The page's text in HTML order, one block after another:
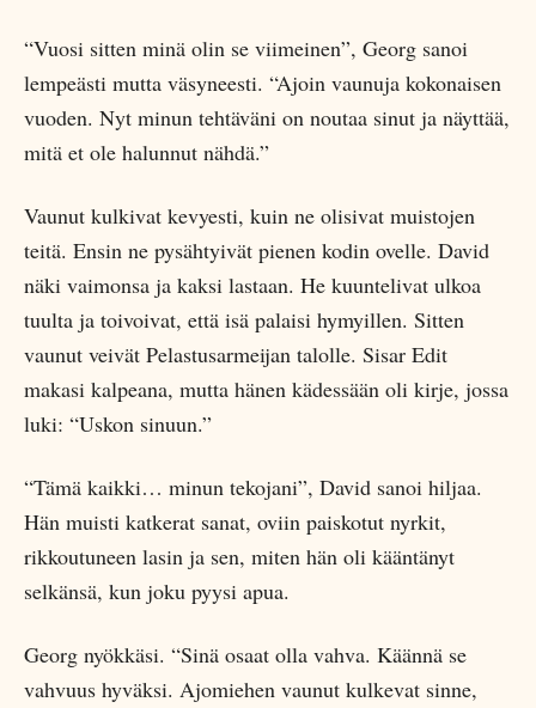
“Vuosi sitten minä olin se viimeinen”, Georg sanoi
lempeästi mutta väsyneesti. “Ajoin vaunuja kokonaisen
vuoden. Nyt minun tehtäväni on noutaa sinut ja näyttää,
mitä et ole halunnut nähdä.”
Vaunut kulkivat kevyesti, kuin ne olisivat muistojen
teitä. Ensin ne pysähtyivät pienen kodin ovelle. David
näki vaimonsa ja kaksi lastaan. He kuuntelivat ulkoa
tuulta ja toivoivat, että isä palaisi hymyillen. Sitten
vaunut veivät Pelastusarmeijan talolle. Sisar Edit
makasi kalpeana, mutta hänen kädessään oli kirje, jossa
luki: “Uskon sinuun.”
“Tämä kaikki… minun tekojani”, David sanoi hiljaa.
Hän muisti katkerat sanat, oviin paiskotut nyrkit,
rikkoutuneen lasin ja sen, miten hän oli kääntänyt
selkänsä, kun joku pyysi apua.
Georg nyökkäsi. “Sinä osaat olla vahva. Käännä se
vahvuus hyväksi. Ajomiehen vaunut kulkevat sinne,